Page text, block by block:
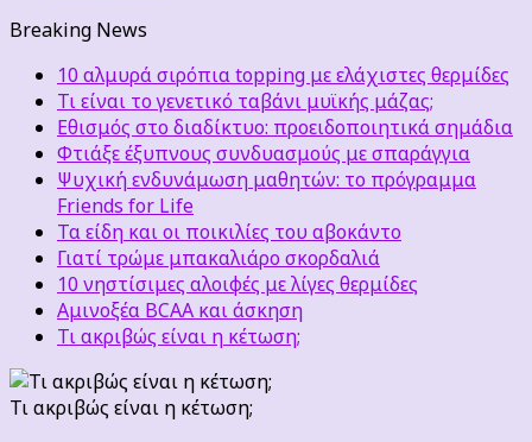
Breaking News
10 αλμυρά σιρόπια topping με ελάχιστες θερμίδες
Τι είναι το γενετικό ταβάνι μυϊκής μάζας;
Εθισμός στο διαδίκτυο: προειδοποιητικά σημάδια
Φτιάξε έξυπνους συνδυασμούς με σπαράγγια
Ψυχική ενδυνάμωση μαθητών: το πρόγραμμα
Friends for Life
Τα είδη και οι ποικιλίες του αβοκάντο
Γιατί τρώμε μπακαλιάρο σκορδαλιά
10 νηστίσιμες αλοιφές με λίγες θερμίδες
Αμινοξέα BCAA και άσκηση
Τι ακριβώς είναι η κέτωση;
Τι ακριβώς είναι η κέτωση;